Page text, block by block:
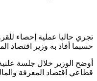
تجري حاليا عملية إحصاء
حسبما أفاد به وزير اقتصاد
أوضح الوزير خلال جلسة
قطاعي اقتصاد المعرفة